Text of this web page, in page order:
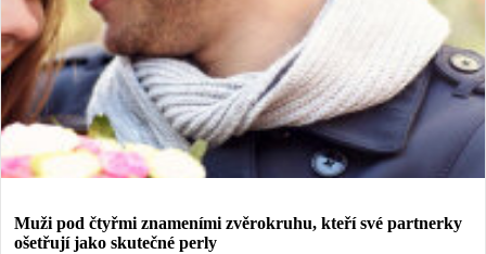
Muži pod čtyřmi znameními zvěrokruhu, kteří své partnerky
ošetřují jako skutečné perly